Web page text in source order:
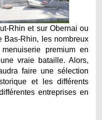
Rhin et sur Obernai ou
Bas-Rhin, les nombreux
premium en
vraie bataille. Alors,
faire une sélection
et les différents
entreprises en